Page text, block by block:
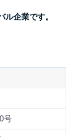
ル企業です。
号